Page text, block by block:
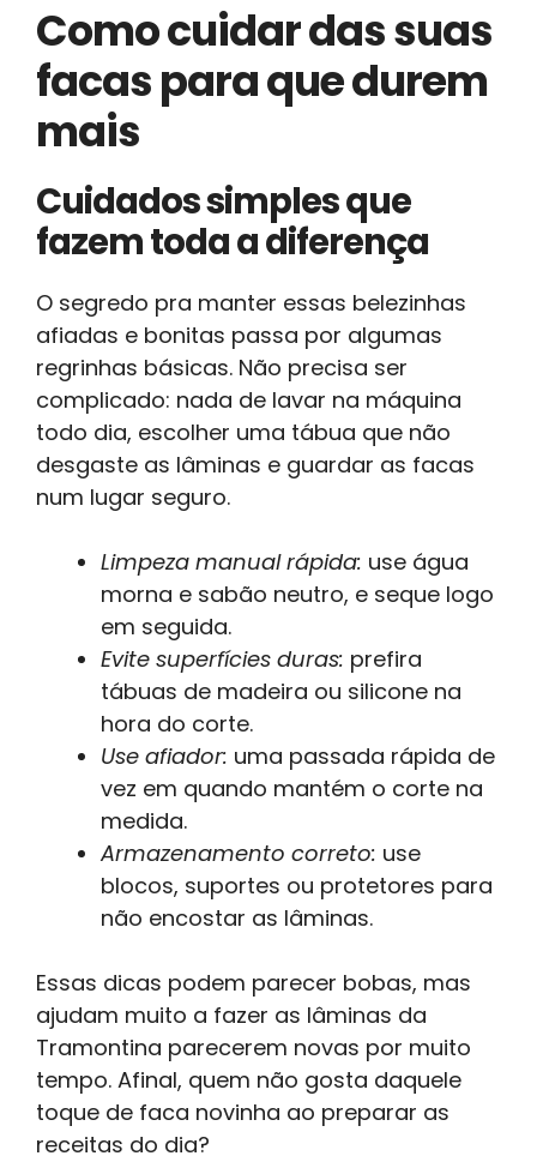
Como cuidar das suas
facas para que durem
mais
Cuidados simples que
fazem toda a diferença
O segredo pra manter essas belezinhas
afiadas e bonitas passa por algumas
regrinhas básicas. Não precisa ser
complicado: nada de lavar na máquina
todo dia, escolher uma tábua que não
desgaste as lâminas e guardar as facas
num lugar seguro.
Limpeza manual rápida: use água
morna e sabão neutro, e seque logo
em seguida.
Evite superfícies duras: prefira
tábuas de madeira ou silicone na
hora do corte.
Use afiador: uma passada rápida de
vez em quando mantém o corte na
medida.
Armazenamento correto: use
blocos, suportes ou protetores para
não encostar as lâminas.
Essas dicas podem parecer bobas, mas
ajudam muito a fazer as lâminas da
Tramontina parecerem novas por muito
tempo. Afinal, quem não gosta daquele
toque de faca novinha ao preparar as
receitas do dia?